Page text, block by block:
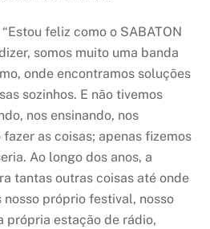
feliz como o SABATON
somos muito uma banda
onde encontramos soluções
sozinhos. E não tivemos
nos ensinando, nos
as coisas; apenas fizemos
Ao longo dos anos, a
tantas outras coisas até onde
nosso próprio festival, nosso
própria estação de rádio,